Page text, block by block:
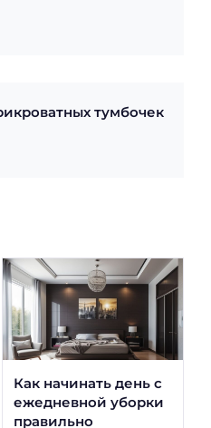
тумбочек
Как начинать день с
ежедневной уборки
правильно